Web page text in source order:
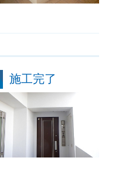
施工完了